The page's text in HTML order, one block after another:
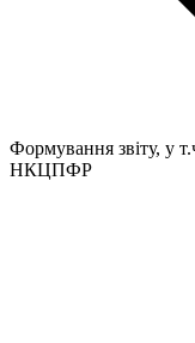
Формування звіту, у
НКЦПФР